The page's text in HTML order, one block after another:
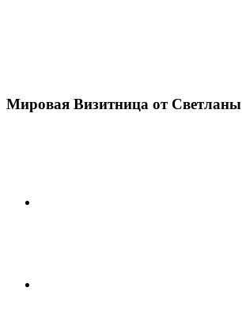
Мировая Визитница от Светланы